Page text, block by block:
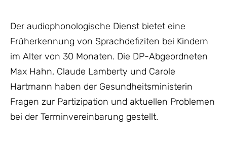
Der audiophonologische Dienst bietet eine
Früherkennung von Sprachdefiziten bei Kindern
im Alter von 30 Monaten. Die DP-Abgeordneten
Max Hahn, Claude Lamberty und Carole
Hartmann haben der Gesundheitsministerin
Fragen zur Partizipation und aktuellen Problemen
bei der Terminvereinbarung gestellt.